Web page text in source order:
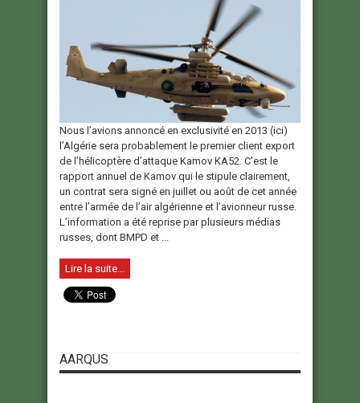
Nous l’avions annoncé en exclusivité en 2013 (ici)
l’Algérie sera probablement le premier client export
de l’hélicoptère d’attaque Kamov KA52. C’est le
rapport annuel de Kamov qui le stipule clairement,
un contrat sera signé en juillet ou août de cet année
entre l’armée de l’air algérienne et l’avionneur russe.
L’information a été reprise par plusieurs médias
russes, dont BMPD et ...
Lire la suite...
AARQUS